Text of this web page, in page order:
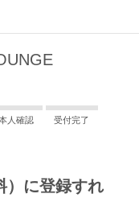
人確認 受付完了
）に登録すれ